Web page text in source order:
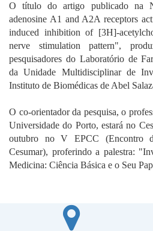
O título do artigo publicado na
adenosine A1 and A2A receptors
induced inhibition of [3H]-
nerve stimulation pattern",
pesquisadores do Laboratório de
da Unidade Multidisciplinar de
Instituto de Biomédicas de Abel
O co-orientador da pesquisa, o
Universidade do Porto, estará no
outubro no V EPCC (Encontro
Cesumar), proferindo a palestra:
Medicina: Ciência Básica e o Seu